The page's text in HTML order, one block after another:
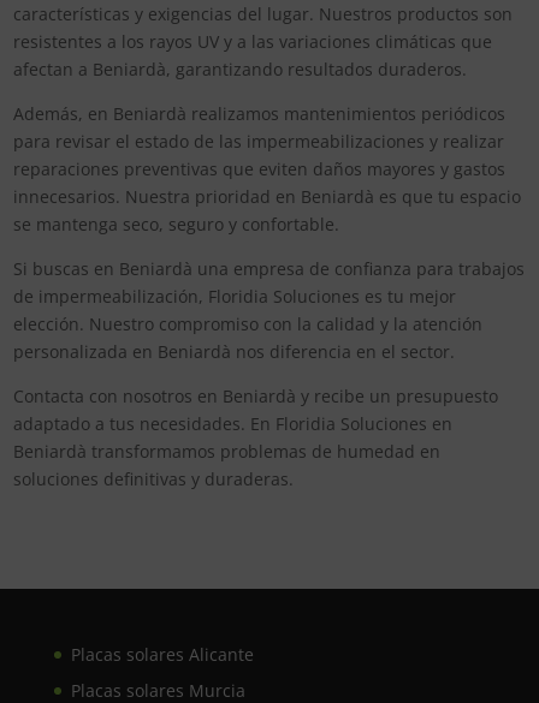
características y exigencias del lugar. Nuestros productos son
resistentes a los rayos UV y a las variaciones climáticas que
afectan a Beniardà, garantizando resultados duraderos.
Además, en Beniardà realizamos mantenimientos periódicos
para revisar el estado de las impermeabilizaciones y realizar
reparaciones preventivas que eviten daños mayores y gastos
innecesarios. Nuestra prioridad en Beniardà es que tu espacio
se mantenga seco, seguro y confortable.
Si buscas en Beniardà una empresa de confianza para trabajos
de impermeabilización, Floridia Soluciones es tu mejor
elección. Nuestro compromiso con la calidad y la atención
personalizada en Beniardà nos diferencia en el sector.
Contacta con nosotros en Beniardà y recibe un presupuesto
adaptado a tus necesidades. En Floridia Soluciones en
Beniardà transformamos problemas de humedad en
soluciones definitivas y duraderas.
Placas solares Alicante
Placas solares Murcia